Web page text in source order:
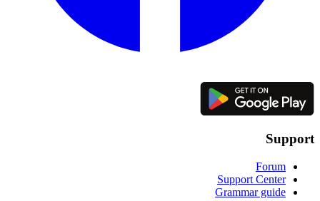
Support
Forum
Support Center
Grammar guide